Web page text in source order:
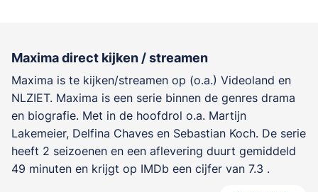
Maxima direct kijken / streamen
Maxima is te kijken/streamen op (o.a.) Videoland en
NLZIET. Maxima is een serie binnen de genres drama
en biografie. Met in de hoofdrol o.a. Martijn
Lakemeier, Delfina Chaves en Sebastian Koch. De serie
heeft 2 seizoenen en een aflevering duurt gemiddeld
49 minuten en krijgt op IMDb een cijfer van 7.3 .